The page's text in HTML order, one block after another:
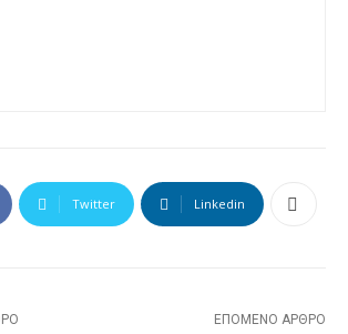
Twitter Linkedin
ΕΠΌΜΕΝΟ ΆΡΘΡΟ